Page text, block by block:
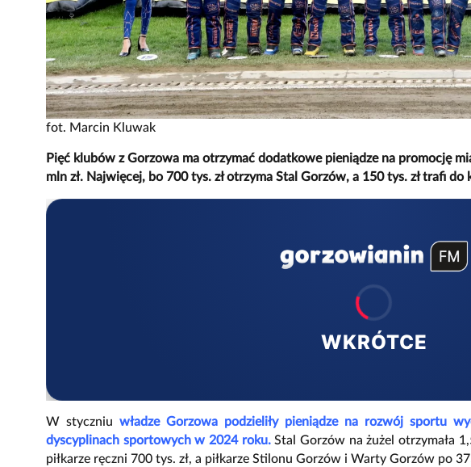
fot. Marcin Kluwak
Pięć klubów z Gorzowa ma otrzymać dodatkowe pieniądze na promocję
mln zł. Najwięcej, bo 700 tys. zł otrzyma Stal Gorzów, a 150 tys. zł trafi do
WKRÓTCE
W styczniu władze Gorzowa podzieliły pieniądze na rozwój sportu
dyscyplinach sportowych w 2024 roku.Stal Gorzów na żużel otrzymała
piłkarze ręczni 700 tys. zł, a piłkarze Stilonu Gorzów i Warty Gorzów po